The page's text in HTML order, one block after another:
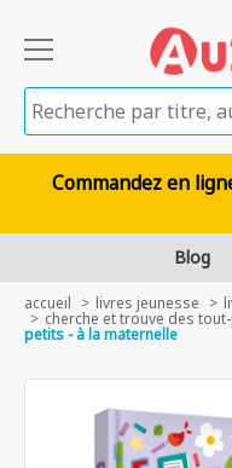
Commandez en
Blog
accueil livres jeunesse
cherche et trouve des
petits - à la maternelle